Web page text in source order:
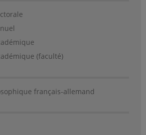
(faculté)
français-allemand